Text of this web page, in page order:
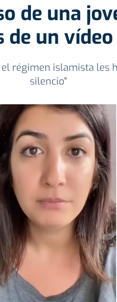
de una
un
régimen islamista
silencio"